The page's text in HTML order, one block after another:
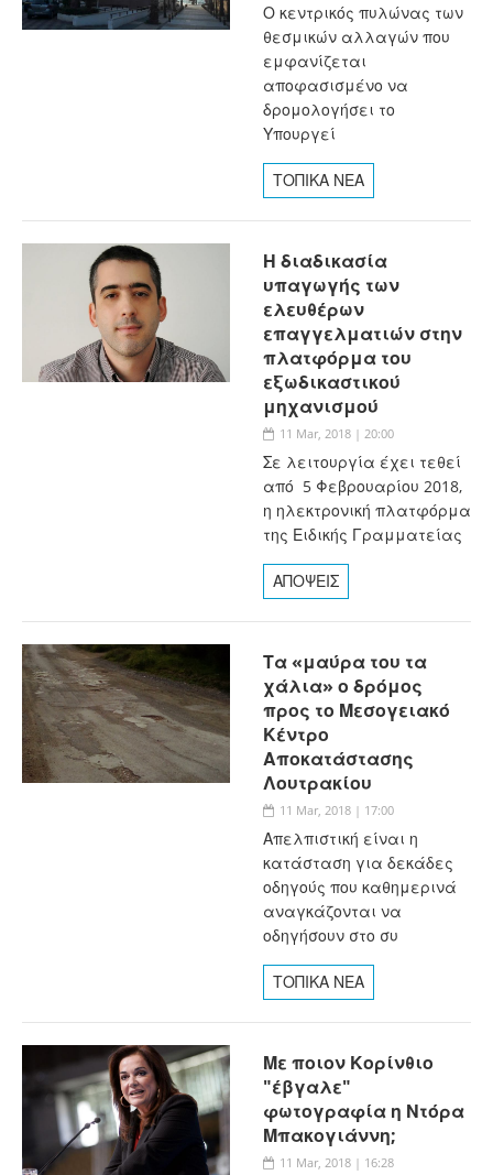
Ο κεντρικός πυλώνας των
θεσμικών αλλαγών που
εμφανίζεται
αποφασισμένο να
δρομολογήσει το
Υπουργεί
ΤΟΠΙΚΑ ΝΕΑ
Η διαδικασία
υπαγωγής των
ελευθέρων
επαγγελματιών στην
πλατφόρμα του
εξωδικαστικού
μηχανισμού
11 Mar, 2018 | 20:00
Σε λειτουργία έχει τεθεί
από 5 Φεβρουαρίου 2018,
η ηλεκτρονική πλατφόρμα
της Ειδικής Γραμματείας
ΑΠΟΨΕΙΣ
Τα «μαύρα του τα
χάλια» ο δρόμος
προς το Μεσογειακό
Κέντρο
Αποκατάστασης
Λουτρακίου
11 Mar, 2018 | 17:00
Απελπιστική είναι η
κατάσταση για δεκάδες
οδηγούς που καθημερινά
αναγκάζονται να
οδηγήσουν στο συ
ΤΟΠΙΚΑ ΝΕΑ
Με ποιον Κορίνθιο
"έβγαλε"
φωτογραφία η Ντόρα
Μπακογιάννη;
11 Mar, 2018 | 16:28